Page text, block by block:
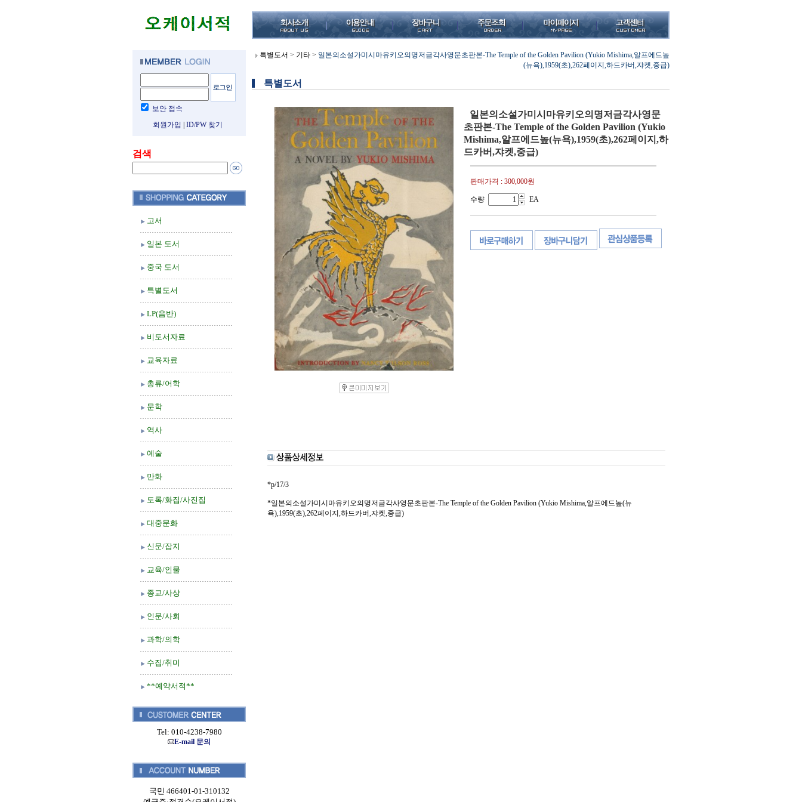
보안 접속
회원가입
ID/PW 찾기
검색
고서
일본 도서
중국 도서
특별도서
LP(음반)
비도서자료
교육자료
총류/어학
문학
역사
예술
만화
도록/화집/사진집
대중문화
신문/잡지
교육/인물
종교/사상
인문/사회
과학/의학
수집/취미
**예약서적**
Tel: 010-4238-7980
E-mail 문의
국민 466401-01-310132
특별도서 > 기타 > 일본의소설가미시마유키오의명저금각사영문초판본-The Temple of the Golden Pavilion (Yukio Mishima,알프에드높
(뉴욕),1959(초),262페이지,하드카버,쟈켓,중급)
특별도서
일본의소설가미시마유키오의명저금각사영문
초판본-The Temple of the Golden Pavilion (Yukio
Mishima,알프에드높(뉴욕),1959(초),262페이지,하
드카버,쟈켓,중급)
판매가격 : 300,000원
수량 EA
*p/17/3
*일본의소설가미시마유키오의명저금각사영문초판본-The Temple of the Golden Pavilion (Yukio Mishima,알프에드높(뉴
욕),1959(초),262페이지,하드카버,쟈켓,중급)